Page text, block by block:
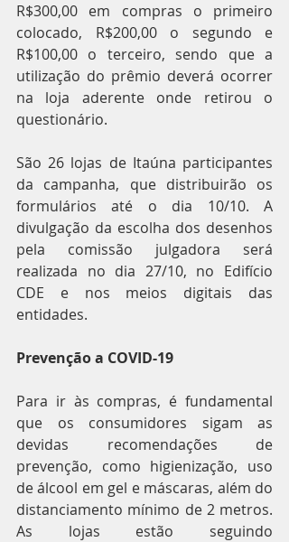
R$300,00 em compras o primeiro
colocado, R$200,00 o segundo e
R$100,00 o terceiro, sendo que a
utilização do prêmio deverá ocorrer
na loja aderente onde retirou o
questionário.
São 26 lojas de Itaúna participantes
da campanha, que distribuirão os
formulários até o dia 10/10. A
divulgação da escolha dos desenhos
pela comissão julgadora será
realizada no dia 27/10, no Edifício
CDE e nos meios digitais das
entidades.
Prevenção a COVID-19
Para ir às compras, é fundamental
que os consumidores sigam as
devidas recomendações de
prevenção, como higienização, uso
de álcool em gel e máscaras, além do
distanciamento mínimo de 2 metros.
As lojas estão seguindo